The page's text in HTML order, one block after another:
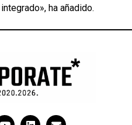
ha añadido.